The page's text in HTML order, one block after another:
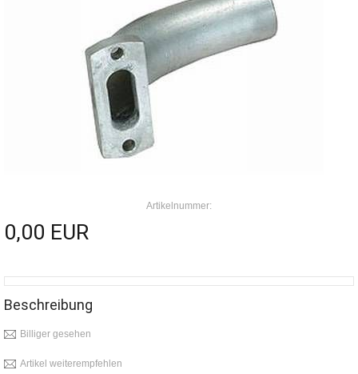
Artikelnummer:
0,00 EUR
Beschreibung
Billiger gesehen
Artikel weiterempfehlen